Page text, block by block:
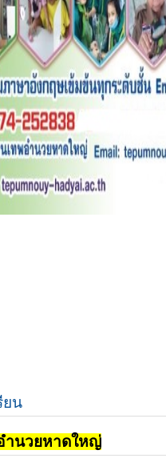
ยน
ำนวยหาดใหญ่